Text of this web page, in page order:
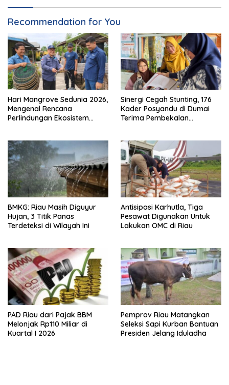
Recommendation for You
Hari Mangrove Sedunia 2026,
Mengenal Rencana
Perlindungan Ekosistem
Sinergi Cegah Stunting, 176
Kader Posyandu di Dumai
Terima Pembekalan
BMKG: Riau Masih Diguyur
Hujan, 3 Titik Panas
Terdeteksi di Wilayah Ini
Antisipasi Karhutla, Tiga
Pesawat Digunakan Untuk
Lakukan OMC di Riau
PAD Riau dari Pajak BBM
Melonjak Rp110 Miliar di
Kuartal I 2026
Pemprov Riau Matangkan
Seleksi Sapi Kurban Bantuan
Presiden Jelang Iduladha